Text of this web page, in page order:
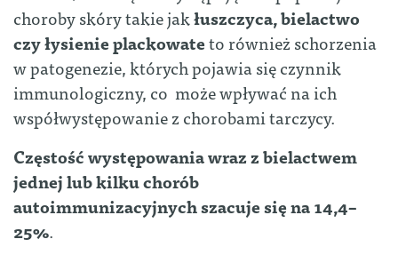
choroby skóry takie jakłuszczyca, bielactwo
czy łysienie plackowateto również schorzenia
w patogenezie, których pojawia się czynnik
immunologiczny, co może wpływać na ich
współwystępowanie z chorobami tarczycy.
Częstość występowania wraz z bielactwem
jednej lub kilku chorób
autoimmunizacyjnych szacuje się na 14,4–
25%.